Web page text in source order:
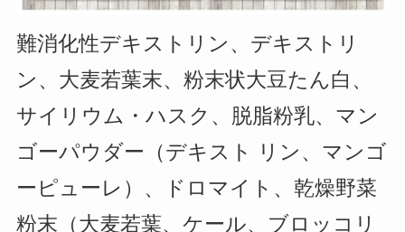
難消化性デキストリン、デキストリ
ン、大麦若葉末、粉末状大豆たん白、
サイリウム・ハスク、脱脂粉乳、マン
ゴーパウダー（デキスト リン、マンゴ
ーピューレ）、ドロマイト、乾燥野菜
粉末（大麦若葉、ケール、ブロッコリ